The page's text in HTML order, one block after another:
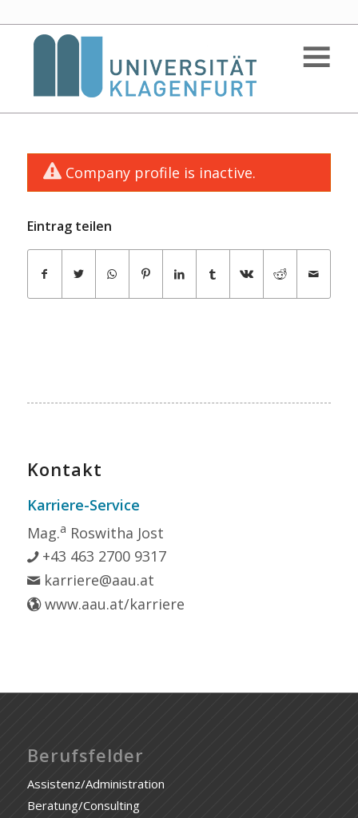
Company profile is inactive.
Eintrag teilen
Kontakt
Karriere-Service
Mag.a Roswitha Jost
+43 463 2700 9317
karriere@aau.at
www.aau.at/karriere
Berufsfelder
Assistenz/Administration
Beratung/Consulting